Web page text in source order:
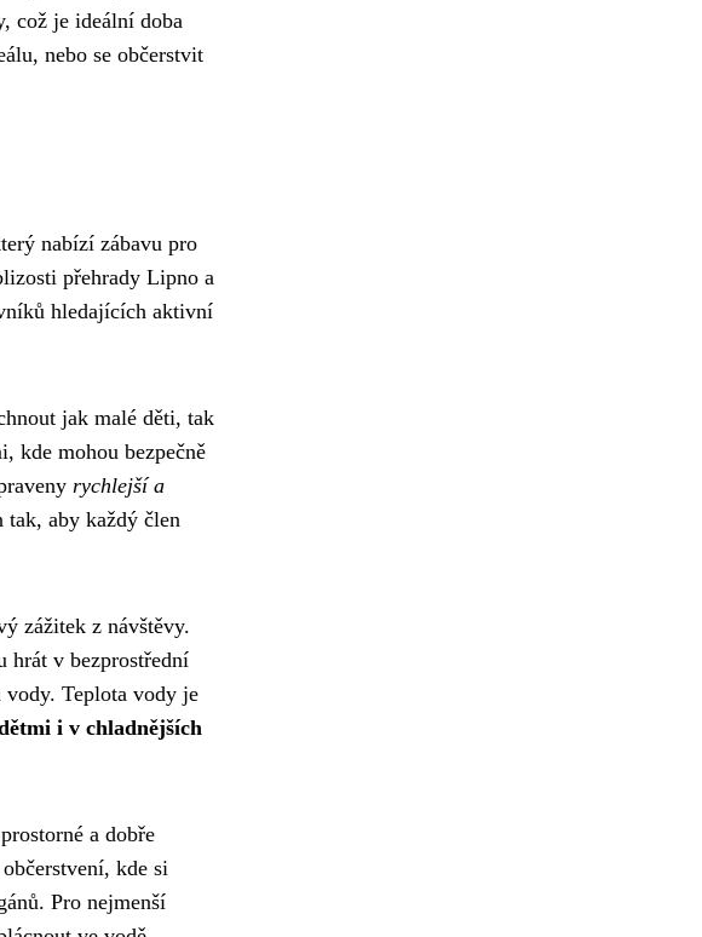
což je ideální doba
nebo se občerstvit
nabízí zábavu pro
přehrady Lipno a
hledajících aktivní
jak malé děti, tak
kde mohou bezpečně
rychlejší a
tak, aby každý člen
zážitek z návštěvy.
hrát v bezprostřední
Teplota vody je
i v chladnějších
a dobře
kde si
Pro nejmenší